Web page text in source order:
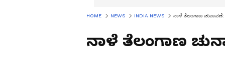
HOME NEWS INDIA NEWS ನಾಳೆ ತೆಲಂಗಾಣ ಚುನಾವಣೆ:
ನಾಳೆ ತೆಲಂಗಾಣ